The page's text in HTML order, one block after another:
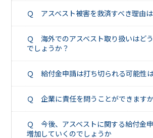
Ｑ アスベスト被害を救済すべき理由
Ｑ 海外でのアスベスト取り扱いはど
でしょうか？
Ｑ 給付金申請は打ち切られる可能性
Ｑ 企業に責任を問うことができます
Ｑ 今後、アスベストに関する給付金
増加していくのでしょうか